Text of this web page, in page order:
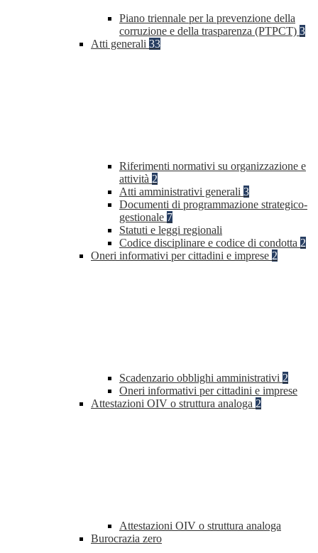
Piano triennale per la prevenzione della
corruzione e della trasparenza (PTPCT) 3
Atti generali 33
Riferimenti normativi su organizzazione e
attività 2
Atti amministrativi generali 3
Documenti di programmazione strategico-
gestionale 7
Statuti e leggi regionali
Codice disciplinare e codice di condotta 2
Oneri informativi per cittadini e imprese 2
Scadenzario obblighi amministrativi 2
Oneri informativi per cittadini e imprese
Attestazioni OIV o struttura analoga 2
Attestazioni OIV o struttura analoga
Burocrazia zero